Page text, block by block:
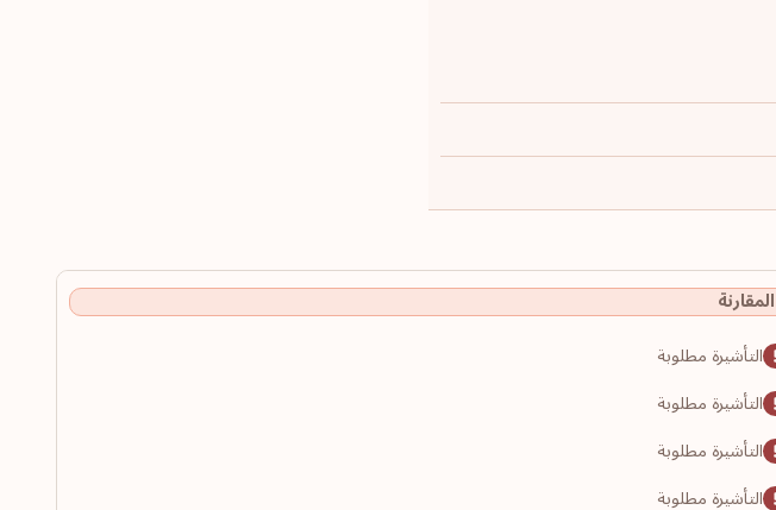
المقارنة
التأشيرة مطلوبة
التأشيرة مطلوبة
التأشيرة مطلوبة
التأشيرة مطلوبة